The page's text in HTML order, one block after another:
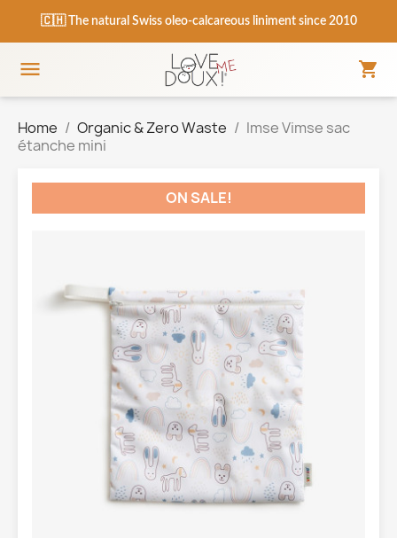
🇨🇭 The natural Swiss oleo-calcareous liniment since 2010
 shopping_cart
Home Organic & Zero Waste
Imse Vimse sac
étanche mini
ON SALE!